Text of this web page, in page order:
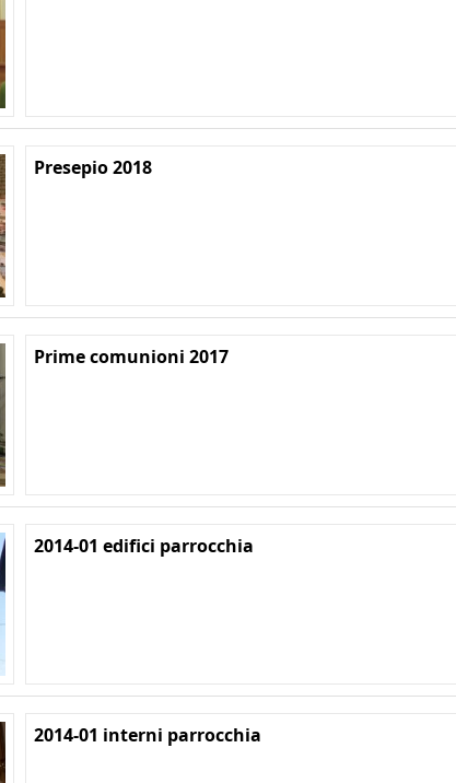
Presepio 2018
Prime comunioni 2017
2014-01 edifici parrocchia
2014-01 interni parrocchia